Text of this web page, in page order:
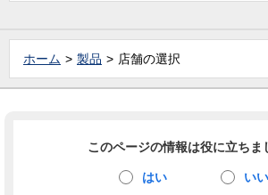
ホーム 製品 店舗の選択
このページの情報は役に立ちま
はい い